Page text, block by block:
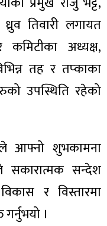
तिवारी लगायत
अध्यक्ष,
तह र तप्काका
उपस्थिति रहेको
आफ्नो शुभकामना
सकारात्मक सन्देश
र विस्तारमा
।